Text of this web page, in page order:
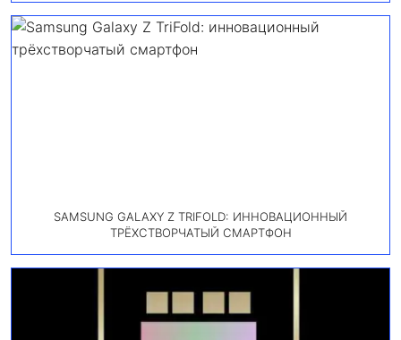
SAMSUNG GALAXY Z TRIFOLD: ИННОВАЦИОННЫЙ
ТРЁХСТВОРЧАТЫЙ СМАРТФОН